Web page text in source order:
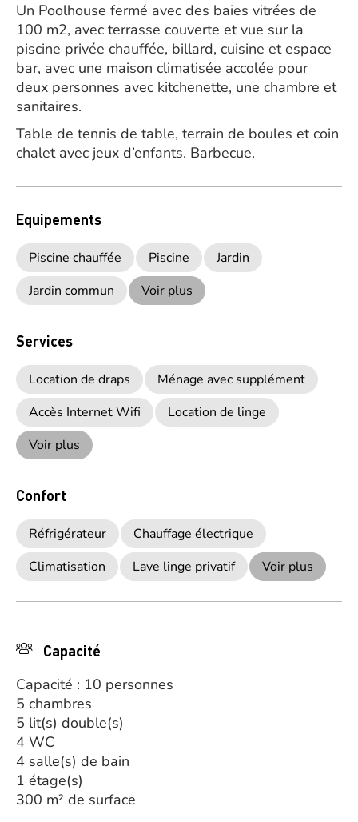
Un Poolhouse fermé avec des baies vitrées de
100 m2, avec terrasse couverte et vue sur la
piscine privée chauffée, billard, cuisine et espace
bar, avec une maison climatisée accolée pour
deux personnes avec kitchenette, une chambre et
sanitaires.
Table de tennis de table, terrain de boules et coin
chalet avec jeux d’enfants. Barbecue.
Equipements
Piscine chauffée Piscine
Jardin
Jardin commun
Voir plus
Services
Location de draps
Ménage avec supplément
Accès Internet Wifi
Location de linge
Voir plus
Confort
Réfrigérateur
Chauffage électrique
Climatisation
Lave linge privatif Voir plus
Capacité
Capacité : 10 personnes
5 chambres
5 lit(s) double(s)
4 WC
4 salle(s) de bain
1 étage(s)
300 m² de surface